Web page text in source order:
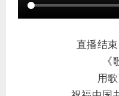
直播结
《
用